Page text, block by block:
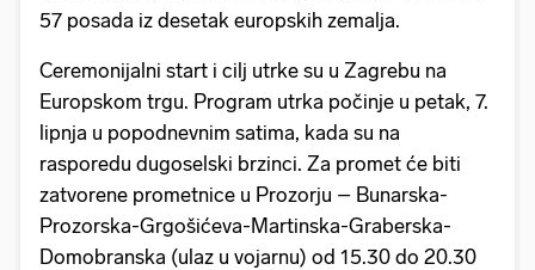
57 posada iz desetak europskih zemalja.
Ceremonijalni start i cilj utrke su u Zagrebu na
Europskom trgu. Program utrka počinje u petak, 7.
lipnja u popodnevnim satima, kada su na
rasporedu dugoselski brzinci. Za promet će biti
zatvorene prometnice u Prozorju – Bunarska-
Prozorska-Grgošićeva-Martinska-Graberska-
Domobranska (ulaz u vojarnu) od 15.30 do 20.30